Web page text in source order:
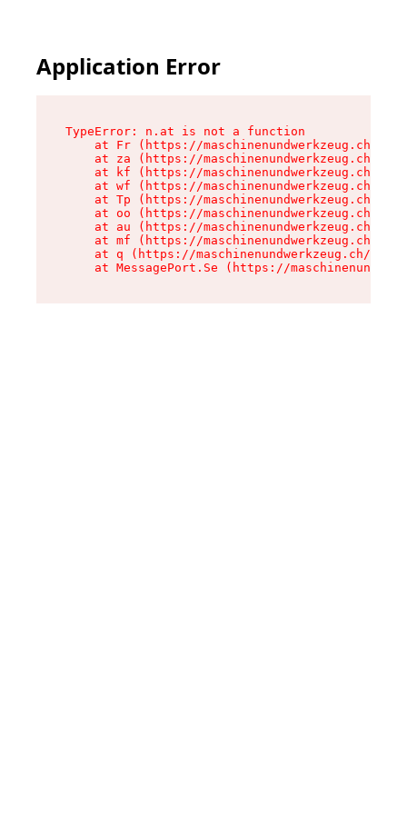
Application Error
TypeError: n.at is not a function
at Fr (https://maschinenundwerkzeug.ch/
at za (https://maschinenundwerkzeug.ch/
at kf (https://maschinenundwerkzeug.ch/
at wf (https://maschinenundwerkzeug.ch/
at Tp (https://maschinenundwerkzeug.ch/
at oo (https://maschinenundwerkzeug.ch/
at au (https://maschinenundwerkzeug.ch/
at mf (https://maschinenundwerkzeug.ch/
at q (https://maschinenundwerkzeug.ch/
at MessagePort.Se (https://